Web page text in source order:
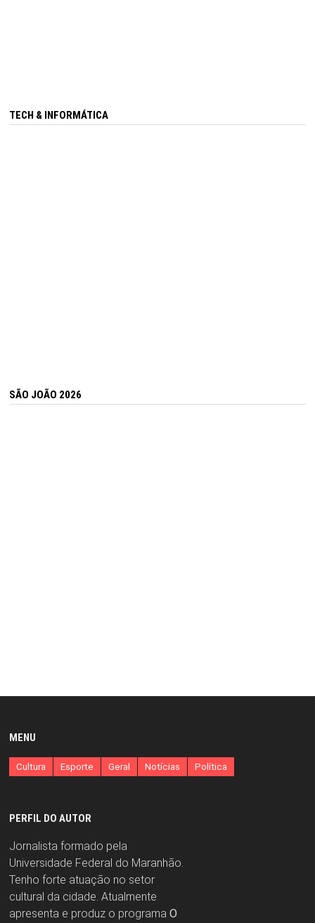
TECH & INFORMÁTICA
SÃO JOÃO 2026
MENU
Cultura Esporte Geral Notícias Política
PERFIL DO AUTOR
Jornalista formado pela
Universidade Federal do Maranhão.
Tenho forte atuação no setor
cultural da cidade. Atualmente
apresenta e produz o programa O